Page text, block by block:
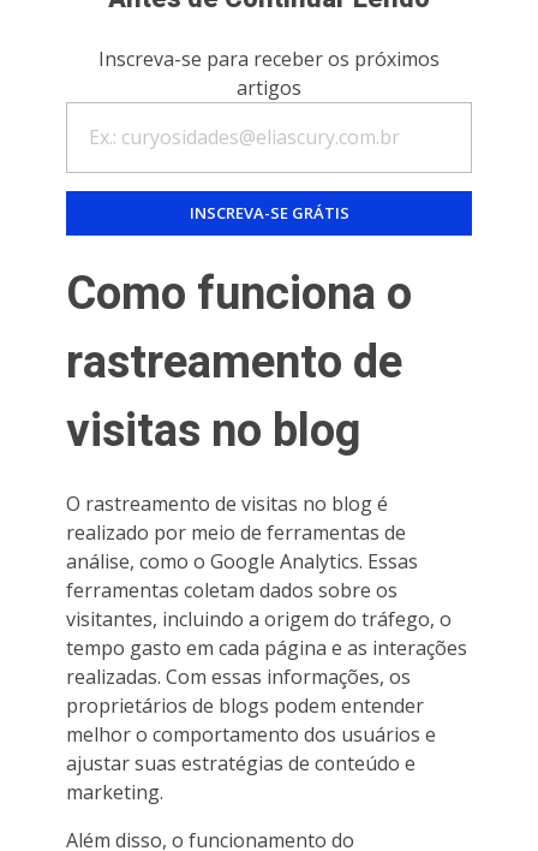
Inscreva-se para receber os próximos
artigos
Como funciona o
rastreamento de
visitas no blog
O rastreamento de visitas no blog é
realizado por meio de ferramentas de
análise, como o Google Analytics. Essas
ferramentas coletam dados sobre os
visitantes, incluindo a origem do tráfego, o
tempo gasto em cada página e as interações
realizadas. Com essas informações, os
proprietários de blogs podem entender
melhor o comportamento dos usuários e
ajustar suas estratégias de conteúdo e
marketing.
Além disso, o funcionamento do